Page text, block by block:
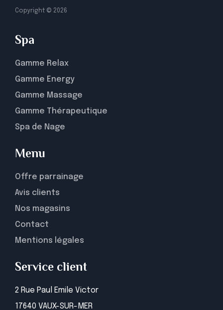
Copyright © 2026
Spa
Gamme Relax
Gamme Energy
Gamme Massage
Gamme Thérapeutique
Spa de Nage
Menu
Offre parrainage
Avis clients
Nos magasins
Contact
Mentions légales
Service client
2 Rue Paul Emile Victor
17640 VAUX-SUR-MER